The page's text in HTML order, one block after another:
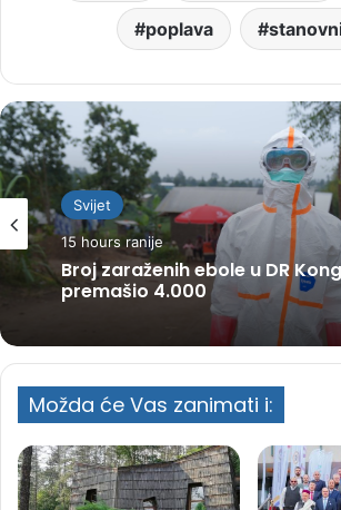
poplava
Svijet
15 hours ranije
Broj zaraženih ebole u DR
premašio 4.000
Možda će Vas zanimati i: